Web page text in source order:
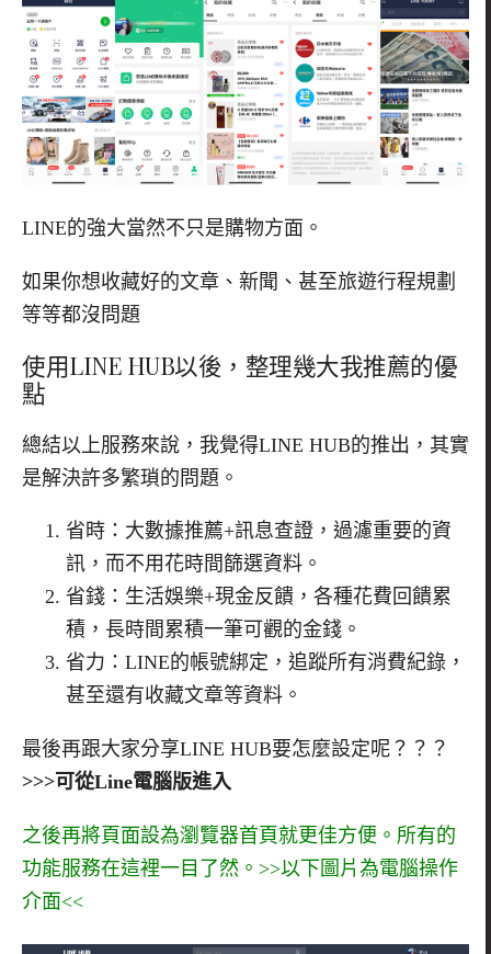
LINE的強大當然不只是購物方面。
如果你想收藏好的文章、新聞、甚至旅遊行程規劃
等等都沒問題
使用LINE HUB以後，整理幾大我推薦的優
點
總結以上服務來說，我覺得LINE HUB的推出，其實
是解決許多繁瑣的問題。
省時：大數據推薦+訊息查證，過濾重要的資
訊，而不用花時間篩選資料。
省錢：生活娛樂+現金反饋，各種花費回饋累
積，長時間累積一筆可觀的金錢。
省力：LINE的帳號綁定，追蹤所有消費紀錄，
甚至還有收藏文章等資料。
最後再跟大家分享LINE HUB要怎麼設定呢？？？
>>>可從Line電腦版進入
之後再將頁面設為瀏覽器首頁就更佳方便。所有的
功能服務在這裡一目了然。>>以下圖片為電腦操作
介面<<